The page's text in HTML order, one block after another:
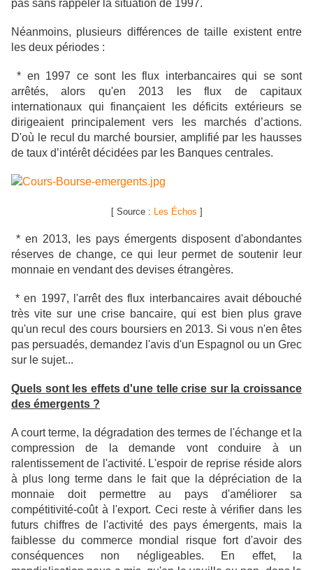
pas sans rappeler la situation de 1997.
Néanmoins, plusieurs différences de taille existent entre
les deux périodes :
* en 1997 ce sont les flux interbancaires qui se sont
arrêtés, alors qu'en 2013 les flux de capitaux
internationaux qui finançaient les déficits extérieurs se
dirigeaient principalement vers les marchés d’actions.
D'où le recul du marché boursier, amplifié par les hausses
de taux d’intérêt décidées par les Banques centrales.
[ Source : Les Échos ]
* en 2013, les pays émergents disposent d'abondantes
réserves de change, ce qui leur permet de soutenir leur
monnaie en vendant des devises étrangères.
* en 1997, l'arrêt des flux interbancaires avait débouché
très vite sur une crise bancaire, qui est bien plus grave
qu'un recul des cours boursiers en 2013. Si vous n'en êtes
pas persuadés, demandez l'avis d'un Espagnol ou un Grec
sur le sujet...
Quels sont les effets d'une telle crise sur la croissance
des émergents ?
A court terme, la dégradation des termes de l'échange et la
compression de la demande vont conduire à un
ralentissement de l'activité. L'espoir de reprise réside alors
à plus long terme dans le fait que
la dépréciation de la
monnaie doit permettre au pays d'améliorer sa
compétitivité-coût à l'export. Ceci reste à vérifier dans les
futurs chiffres de l'activité des pays émergents, mais la
faiblesse du commerce mondial risque fort d'avoir des
conséquences non négligeables. En effet, la